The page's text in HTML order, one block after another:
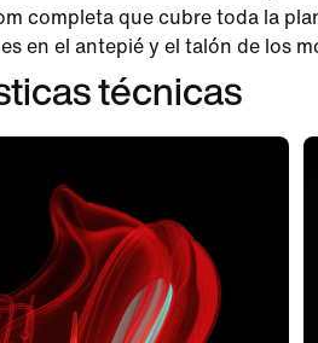
completa que cubre toda la
en el antepié y el talón de los
técnicas